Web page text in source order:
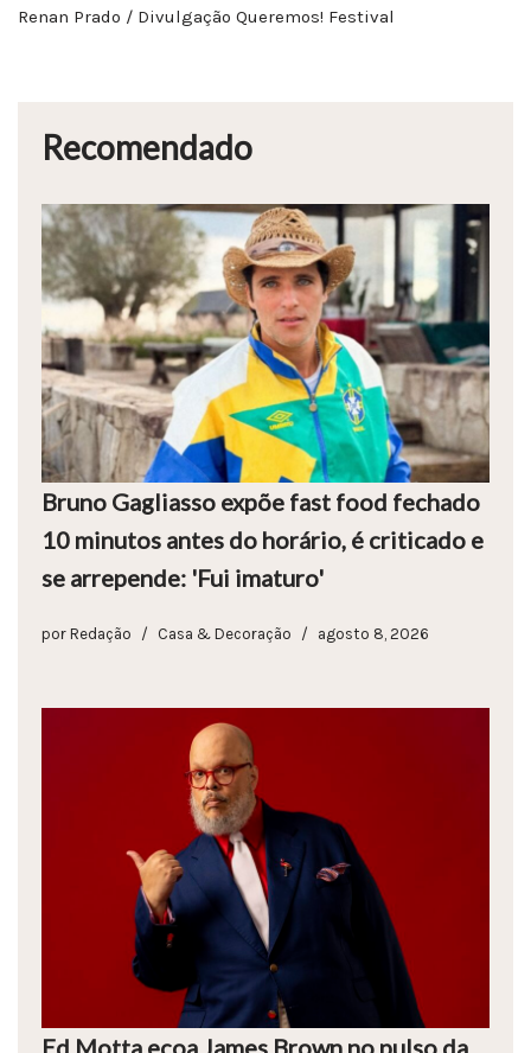
Renan Prado / Divulgação Queremos! Festival
Recomendado
Bruno Gagliasso expõe fast food fechado
10 minutos antes do horário, é criticado e
se arrepende: 'Fui imaturo'
por Redação Casa & Decoração agosto 8, 2026
Ed Motta ecoa James Brown no pulso da